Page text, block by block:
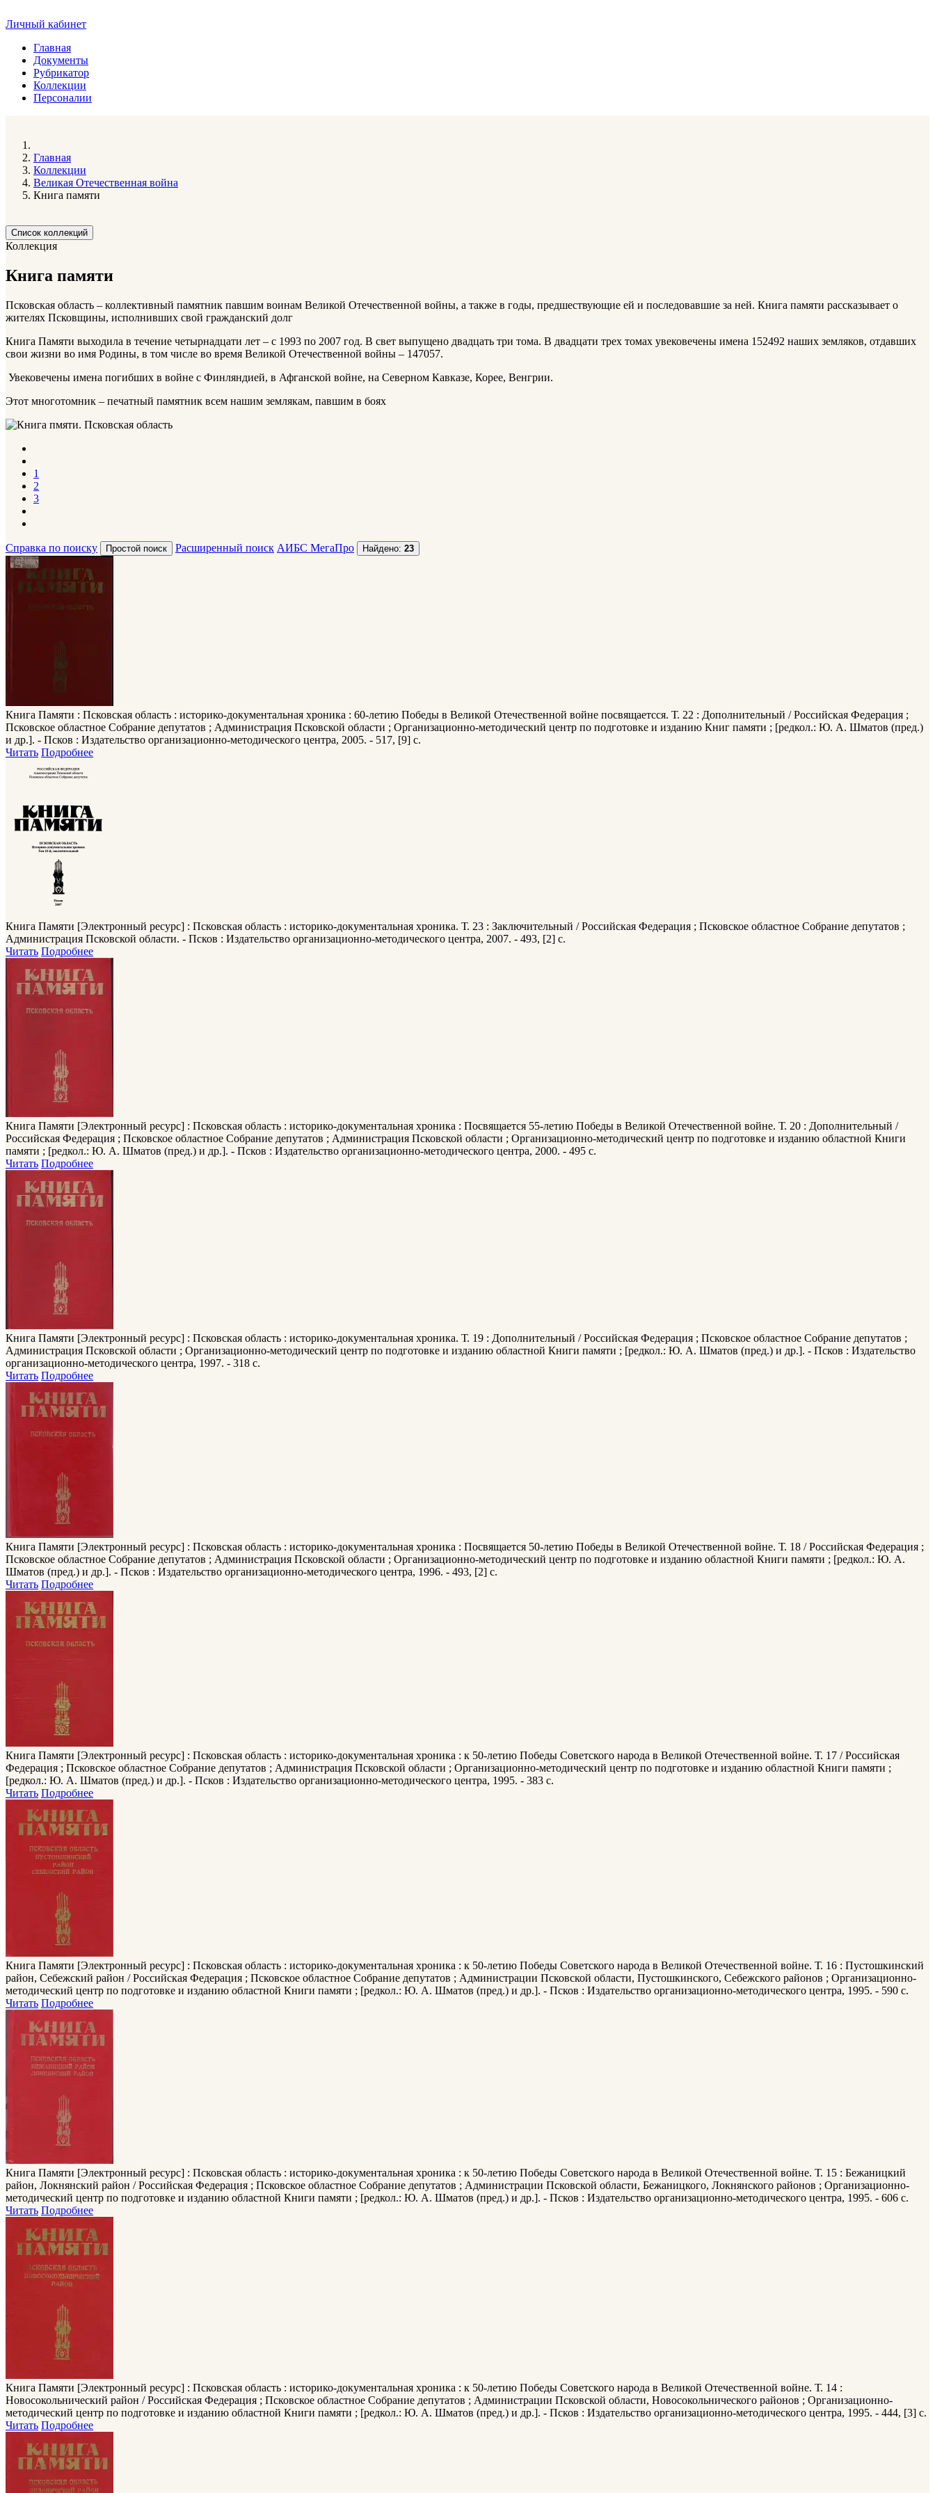
Личный кабинет
Главная
Документы
Рубрикатор
Коллекции
Персоналии
Главная
Коллекции
Великая Отечественная война
Книга памяти
Список коллекций
Коллекция
Книга памяти
Псковская область – коллективный памятник павшим воинам Великой Отечественной войны, а также в годы, предшествующие ей и последовавшие за ней. Книга памяти рассказывает о
жителях Псковщины, исполнивших свой гражданский долг
Книга Памяти выходила в течение четырнадцати лет – с 1993 по 2007 год. В свет выпущено двадцать три тома. В двадцати трех томах увековечены имена 152492 наших земляков, отдавших
свои жизни во имя Родины, в том числе во время Великой Отечественной войны – 147057.
Увековечены имена погибших в войне с Финляндией, в Афганской войне, на Северном Кавказе, Корее, Венгрии.
Этот многотомник – печатный памятник всем нашим землякам, павшим в боях
1
2
3
Справка по поиску Расширенный поиск АИБС МегаПро Найдено: 23
Книга Памяти : Псковская область : историко-документальная хроника : 60-летию Победы в Великой Отечественной войне посвящаетсся. Т. 22 : Дополнительный / Российская Федерация ;
Псковское областное Собрание депутатов ; Администрация Псковской области ; Организационно-методический центр по подготовке и изданию Книг памяти ; [редкол.: Ю. А. Шматов (пред.)
и др.]. - Псков : Издательство организационно-методического центра, 2005. - 517, [9] с.
Читать Подробнее
Книга Памяти [Электронный ресурс] : Псковская область : историко-документальная хроника. Т. 23 : Заключительный / Российская Федерация ; Псковское областное Собрание депутатов ;
Администрация Псковской области. - Псков : Издательство организационно-методического центра, 2007. - 493, [2] с.
Читать Подробнее
Книга Памяти [Электронный ресурс] : Псковская область : историко-документальная хроника : Посвящается 55-летию Победы в Великой Отечественной войне. Т. 20 : Дополнительный /
Российская Федерация ; Псковское областное Собрание депутатов ; Администрация Псковской области ; Организационно-методический центр по подготовке и изданию областной Книги
памяти ; [редкол.: Ю. А. Шматов (пред.) и др.]. - Псков : Издательство организационно-методического центра, 2000. - 495 с.
Читать Подробнее
Книга Памяти [Электронный ресурс] : Псковская область : историко-документальная хроника. Т. 19 : Дополнительный / Российская Федерация ; Псковское областное Собрание депутатов ;
Администрация Псковской области ; Организационно-методический центр по подготовке и изданию областной Книги памяти ; [редкол.: Ю. А. Шматов (пред.) и др.]. - Псков : Издательство
организационно-методического центра, 1997. - 318 с.
Читать Подробнее
Книга Памяти [Электронный ресурс] : Псковская область : историко-документальная хроника : Посвящается 50-летию Победы в Великой Отечественной войне. Т. 18 / Российская Федерация ;
Псковское областное Собрание депутатов ; Администрация Псковской области ; Организационно-методический центр по подготовке и изданию областной Книги памяти ; [редкол.: Ю. А.
Шматов (пред.) и др.]. - Псков : Издательство организационно-методического центра, 1996. - 493, [2] с.
Читать Подробнее
Книга Памяти [Электронный ресурс] : Псковская область : историко-документальная хроника : к 50-летию Победы Советского народа в Великой Отечественной войне. Т. 17 / Российская
Федерация ; Псковское областное Собрание депутатов ; Администрация Псковской области ; Организационно-методический центр по подготовке и изданию областной Книги памяти ;
[редкол.: Ю. А. Шматов (пред.) и др.]. - Псков : Издательство организационно-методического центра, 1995. - 383 с.
Читать Подробнее
Книга Памяти [Электронный ресурс] : Псковская область : историко-документальная хроника : к 50-летию Победы Советского народа в Великой Отечественной войне. Т. 16 : Пустошкинский
район, Себежский район / Российская Федерация ; Псковское областное Собрание депутатов ; Администрации Псковской области, Пустошкинского, Себежского районов ; Организационно-
методический центр по подготовке и изданию областной Книги памяти ; [редкол.: Ю. А. Шматов (пред.) и др.]. - Псков : Издательство организационно-методического центра, 1995. - 590 с.
Читать Подробнее
Книга Памяти [Электронный ресурс] : Псковская область : историко-документальная хроника : к 50-летию Победы Советского народа в Великой Отечественной войне. Т. 15 : Бежаницкий
район, Локнянский район / Российская Федерация ; Псковское областное Собрание депутатов ; Администрации Псковской области, Бежаницкого, Локнянского районов ; Организационно-
методический центр по подготовке и изданию областной Книги памяти ; [редкол.: Ю. А. Шматов (пред.) и др.]. - Псков : Издательство организационно-методического центра, 1995. - 606 с.
Читать Подробнее
Книга Памяти [Электронный ресурс] : Псковская область : историко-документальная хроника : к 50-летию Победы Советского народа в Великой Отечественной войне. Т. 14 :
Новосокольнический район / Российская Федерация ; Псковское областное Собрание депутатов ; Администрации Псковской области, Новосокольнического районов ; Организационно-
методический центр по подготовке и изданию областной Книги памяти ; [редкол.: Ю. А. Шматов (пред.) и др.]. - Псков : Издательство организационно-методического центра, 1995. - 444, [3] с.
Читать Подробнее